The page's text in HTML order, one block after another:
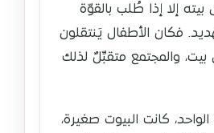
إلا إذا طُلب بالقوّة
فكان الأطفال يَنتقلون
والمجتمع متقبِّلٌ لذلك
كانت البيوت صغيرة،